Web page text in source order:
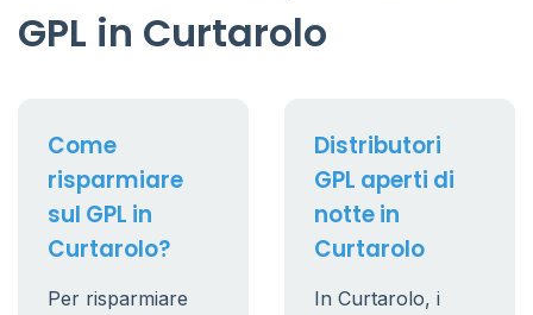
GPL in Curtarolo
Come
risparmiare
sul GPL in
Curtarolo?
Per risparmiare
Distributori
GPL aperti di
notte in
Curtarolo
In Curtarolo, i